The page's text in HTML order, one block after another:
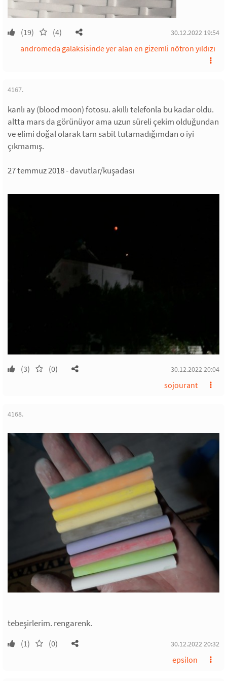
(19) (4) 30.12.2022 19:54
andromeda galaksisinde yer alan en gizemli nötron yıldızı
4167.
kanlı ay (blood moon) fotosu. akıllı telefonla bu kadar oldu.
altta mars da görünüyor ama uzun süreli çekim olduğundan
ve elimi doğal olarak tam sabit tutamadığımdan o iyi
çıkmamış.
27 temmuz 2018 - davutlar/kuşadası
(3) (0) 30.12.2022 20:04
sojourant
4168.
tebeşirlerim. rengarenk.
(1) (0) 30.12.2022 20:32
epsilon